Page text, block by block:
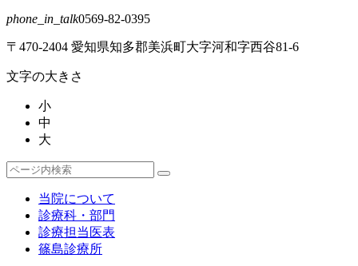
phone_in_talk0569-82-0395
〒470-2404 愛知県知多郡美浜町大字河和字西谷81-6
文字の大きさ
小
中
大
検
検
当院について
診療科・部門
診療担当医表
篠島診療所